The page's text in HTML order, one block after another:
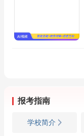
报考指南
学校简介